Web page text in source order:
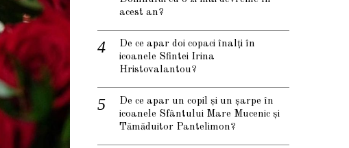
acest an?
De ce apar doi copaci înalți în
icoanele Sfintei Irina
Hristovalantou?
De ce apar un copil și un șarpe în
icoanele Sfântului Mare Mucenic și
Tămăduitor Pantelimon?